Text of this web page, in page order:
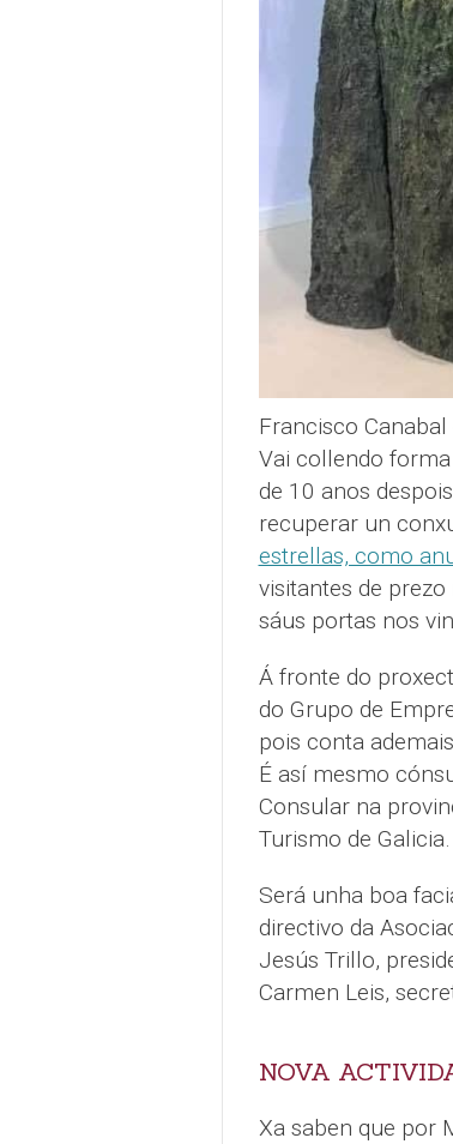
Francisco
Vai collendo
de 10 anos
recuperar un
estrellas, como
visitantes de
sáus portas nos
Á fronte do
do Grupo de
pois conta
É así mesmo
Consular na
Turismo de Galicia.
Será unha boa
directivo da
Jesús Trillo,
Carmen Leis,
NOVA
Xa saben que por